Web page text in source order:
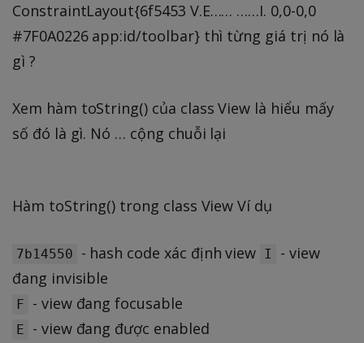
ConstraintLayout{6f5453 V.E…… ……I. 0,0-0,0
#7F0A0226 app:id/toolbar} thì từng giá trị nó là
gì ?
Xem hàm toString() của class View là hiểu mấy
số đó là gì. Nó … cộng chuỗi lại
Hàm toString() trong class View Ví dụ
7b14550 - hash code xác định view I
- view
đang invisible
F - view đang focusable
E - view đang được enabled